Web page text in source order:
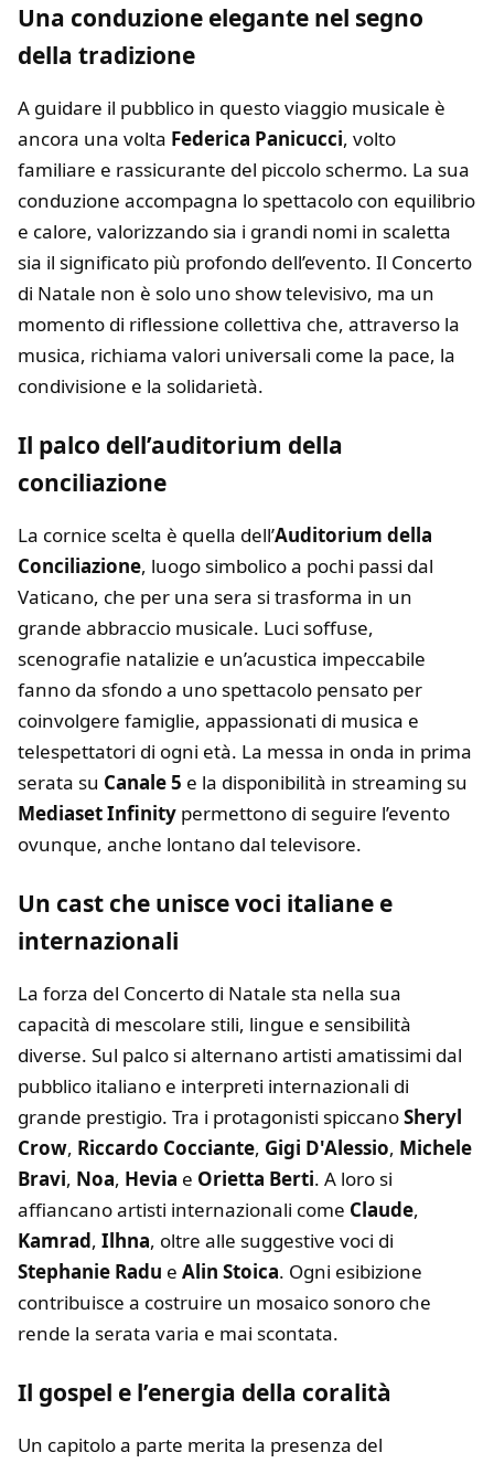
Una conduzione elegante nel segno
della tradizione
A guidare il pubblico in questo viaggio musicale è
ancora una volta Federica Panicucci, volto
familiare e rassicurante del piccolo schermo. La sua
conduzione accompagna lo spettacolo con equilibrio
e calore, valorizzando sia i grandi nomi in scaletta
sia il significato più profondo dell’evento. Il Concerto
di Natale non è solo uno show televisivo, ma un
momento di riflessione collettiva che, attraverso la
musica, richiama valori universali come la pace, la
condivisione e la solidarietà.
Il palco dell’auditorium della
conciliazione
La cornice scelta è quella dell’Auditorium della
Conciliazione, luogo simbolico a pochi passi dal
Vaticano, che per una sera si trasforma in un
grande abbraccio musicale. Luci soffuse,
scenografie natalizie e un’acustica impeccabile
fanno da sfondo a uno spettacolo pensato per
coinvolgere famiglie, appassionati di musica e
telespettatori di ogni età. La messa in onda in prima
serata su Canale 5 e la disponibilità in streaming su
Mediaset Infinity permettono di seguire l’evento
ovunque, anche lontano dal televisore.
Un cast che unisce voci italiane e
internazionali
La forza del Concerto di Natale sta nella sua
capacità di mescolare stili, lingue e sensibilità
diverse. Sul palco si alternano artisti amatissimi dal
pubblico italiano e interpreti internazionali di
grande prestigio. Tra i protagonisti spiccanoSheryl
Crow, Riccardo Cocciante, Gigi D'Alessio, Michele
Bravi, Noa, Hevia e Orietta Berti. A loro si
affiancano artisti internazionali come Claude,
Kamrad, Ilhna, oltre alle suggestive voci di
Stephanie Radu e Alin Stoica. Ogni esibizione
contribuisce a costruire un mosaico sonoro che
rende la serata varia e mai scontata.
Il gospel e l’energia della coralità
Un capitolo a parte merita la presenza del